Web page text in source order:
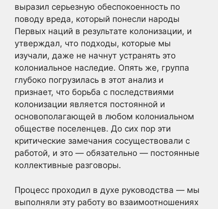
выразил серьезную обеспокоенность по
поводу вреда, который понесли народы
Первых наций в результате колонизации, и
утверждал, что подходы, которые мы
изучали, даже не начнут устранять это
колониальное наследие. Опять же, группа
глубоко погрузилась в этот анализ и
признает, что борьба с последствиями
колонизации является постоянной и
основополагающей в любом колониальном
обществе поселенцев. До сих пор эти
критические замечания сосуществовали с
работой, и это — обязательно — постоянные
коллективные разговоры.
Процесс проходил в духе руководства — мы
выполняли эту работу во взаимоотношениях